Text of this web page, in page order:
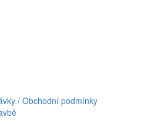
/ Obchodní podmínky